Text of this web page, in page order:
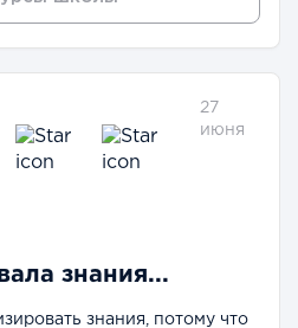
27
июня
знания...
знания, потому что